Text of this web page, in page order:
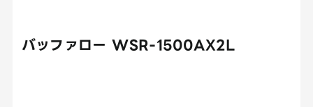
バッファロー WSR-1500AX2L